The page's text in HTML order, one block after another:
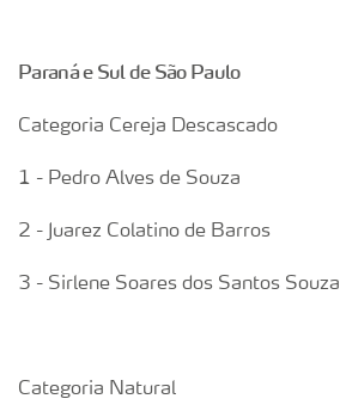
Paraná e Sul de São Paulo
Categoria Cereja Descascado
1 - Pedro Alves de Souza
2 - Juarez Colatino de Barros
3 - Sirlene Soares dos Santos Souza
Categoria Natural